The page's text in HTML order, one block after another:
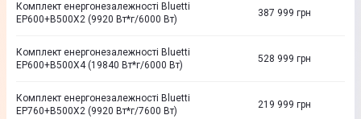
Комплект енергонезалежності Bluetti
EP600+B500X2 (9920 Вт*г/6000 Вт)
387 999 грн
Комплект енергонезалежності Bluetti
EP600+B500X4 (19840 Вт*г/6000 Вт)
528 999 грн
Комплект енергонезалежності Bluetti
EP760+B500X2 (9920 Вт*г/7600 Вт)
219 999 грн